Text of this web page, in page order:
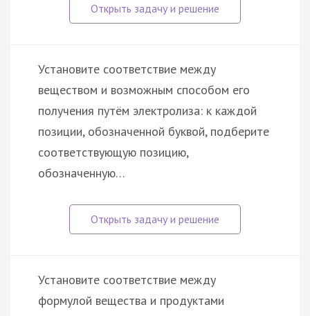
Установите соответствие между
веществом и возможным способом его
получения путём электролиза: к каждой
позиции, обозначенной буквой, подберите
соответствующую позицию,
обозначенную…
Установите соответствие между
формулой вещества и продуктами